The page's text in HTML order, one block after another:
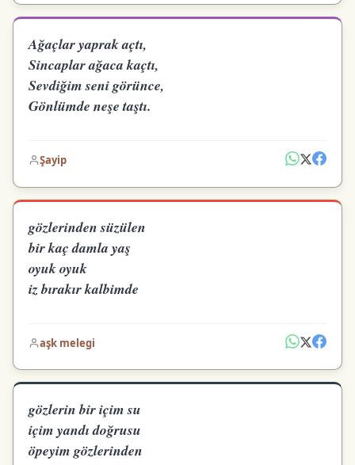
Ağaçlar yaprak açtı,
Sincaplar ağaca kaçtı,
Sevdiğim seni görünce,
Gönlümde neşe taştı.
Şayip
gözlerinden süzülen
bir kaç damla yaş
oyuk oyuk
iz bırakır kalbimde
aşk melegi
gözlerin bir içim su
içim yandı doğrusu
öpeyim gözlerinden